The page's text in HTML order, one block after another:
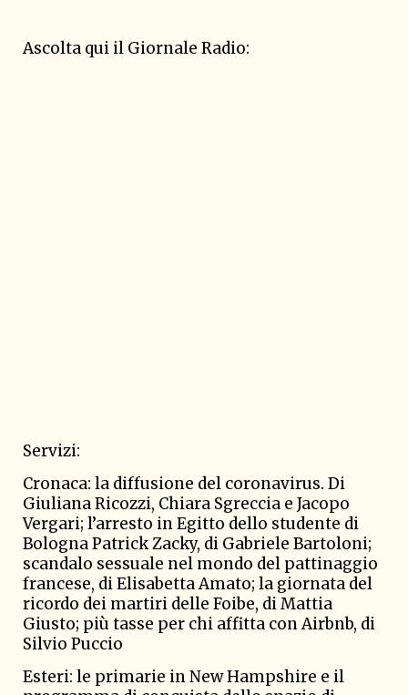
Ascolta qui il Giornale Radio:
Servizi:
Cronaca: la diffusione del coronavirus. Di
Giuliana Ricozzi, Chiara Sgreccia e Jacopo
Vergari; l’arresto in Egitto dello studente di
Bologna Patrick Zacky, di Gabriele Bartoloni;
scandalo sessuale nel mondo del pattinaggio
francese, di Elisabetta Amato; la giornata del
ricordo dei martiri delle Foibe, di Mattia
Giusto; più tasse per chi affitta con Airbnb, di
Silvio Puccio
Esteri: le primarie in New Hampshire e il